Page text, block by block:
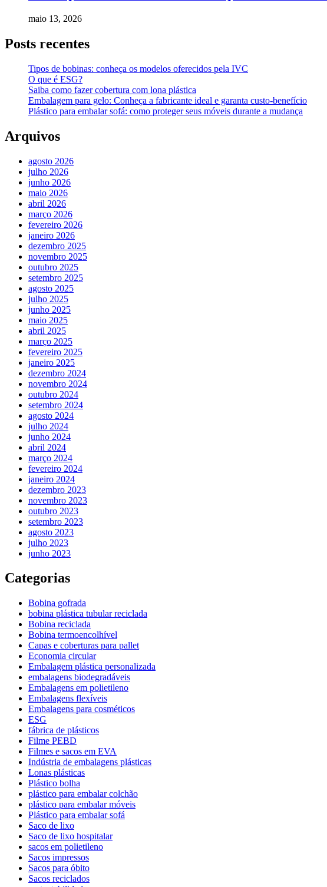
maio 13, 2026
Posts recentes
Tipos de bobinas: conheça os modelos oferecidos pela IVC
O que é ESG?
Saiba como fazer cobertura com lona plástica
Embalagem para gelo: Conheça a fabricante ideal e garanta custo-benefício
Plástico para embalar sofá: como proteger seus móveis durante a mudança
Arquivos
agosto 2026
julho 2026
junho 2026
maio 2026
abril 2026
março 2026
fevereiro 2026
janeiro 2026
dezembro 2025
novembro 2025
outubro 2025
setembro 2025
agosto 2025
julho 2025
junho 2025
maio 2025
abril 2025
março 2025
fevereiro 2025
janeiro 2025
dezembro 2024
novembro 2024
outubro 2024
setembro 2024
agosto 2024
julho 2024
junho 2024
abril 2024
março 2024
fevereiro 2024
janeiro 2024
dezembro 2023
novembro 2023
outubro 2023
setembro 2023
agosto 2023
julho 2023
junho 2023
Categorias
Bobina gofrada
bobina plástica tubular reciclada
Bobina reciclada
Bobina termoencolhível
Capas e coberturas para pallet
Economia circular
Embalagem plástica personalizada
embalagens biodegradáveis
Embalagens em polietileno
Embalagens flexíveis
Embalagens para cosméticos
ESG
fábrica de plásticos
Filme PEBD
Filmes e sacos em EVA
Indústria de embalagens plásticas
Lonas plásticas
Plástico bolha
plástico para embalar colchão
plástico para embalar móveis
Plástico para embalar sofá
Saco de lixo
Saco de lixo hospitalar
sacos em polietileno
Sacos impressos
Sacos para óbito
Sacos reciclados